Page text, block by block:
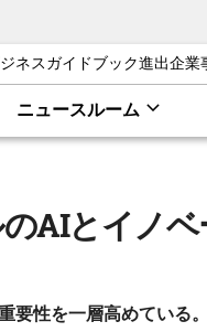
ネスガイドブック進出企業
ニュースルーム
への
AIとイノ
要性を一層高めている。